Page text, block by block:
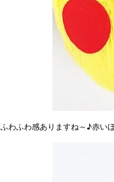
ふわふわ感ありますね～♪赤い